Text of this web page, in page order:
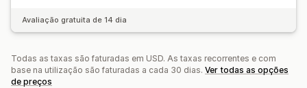
Avaliação gratuita de 14 dia
Todas as taxas são faturadas em USD. As taxas recorrentes e com
base na utilização são faturadas a cada 30 dias. Ver todas as opções
de preços